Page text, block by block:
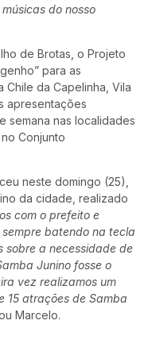
do nosso
de Brotas, o Projeto
para as
Chile da Capelinha, Vila
apresentações
semana nas localidades
Conjunto
neste domingo (25),
da cidade, realizado
com o prefeito e
batendo na tecla
sobre a necessidade de
Junino fosse o
vez realizamos um
15 atrações de Samba
Marcelo.